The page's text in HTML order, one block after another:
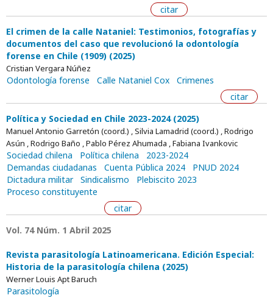
citar
El crimen de la calle Nataniel: Testimonios, fotografías y
documentos del caso que revolucionó la odontología
forense en Chile (1909) (2025)
Cristian Vergara Núñez
Odontología forense Calle Nataniel Cox
Crimenes
citar
Política y Sociedad en Chile 2023-2024 (2025)
Manuel Antonio Garretón (coord.) , Silvia Lamadrid (coord.) , Rodrigo
Asún , Rodrigo Baño , Pablo Pérez Ahumada , Fabiana Ivankovic
Sociedad chilena Política chilena
2023-2024
Demandas ciudadanas
Cuenta Pública 2024
PNUD 2024
Dictadura militar
Sindicalismo
Plebiscito 2023
Proceso constituyente
citar
Vol. 74 Núm. 1 Abril 2025
Revista parasitología Latinoamericana. Edición Especial:
Historia de la parasitología chilena (2025)
Werner Louis Apt Baruch
Parasitología